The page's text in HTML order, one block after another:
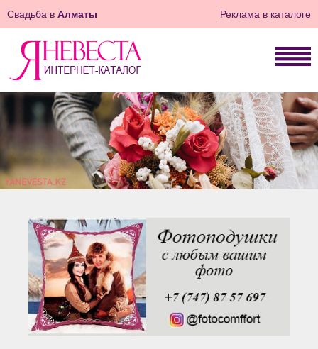
Свадьба в Алматы Реклама в каталоге